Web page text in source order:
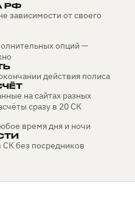
РФ
зависимости от своего
опций —
действия полиса
на сайтах разных
сразу в 20 СК
время дня и ночи
без посредников